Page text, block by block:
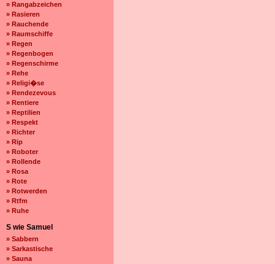
» Rangabzeichen
» Rasieren
» Rauchende
» Raumschiffe
» Regen
» Regenbogen
» Regenschirme
» Rehe
» Religi�se
» Rendezevous
» Rentiere
» Reptilien
» Respekt
» Richter
» Rip
» Roboter
» Rollende
» Rosa
» Rote
» Rotwerden
» Rtfm
» Ruhe
S wie Samuel
» Sabbern
» Sarkastische
» Sauna